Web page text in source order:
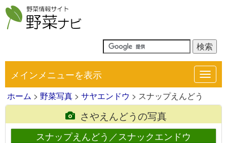
メインメニューを表示
ホーム > 野菜写真 > サヤエンドウ > スナップえんどう
さやえんどうの写真
スナップえんどう／スナックエンドウ